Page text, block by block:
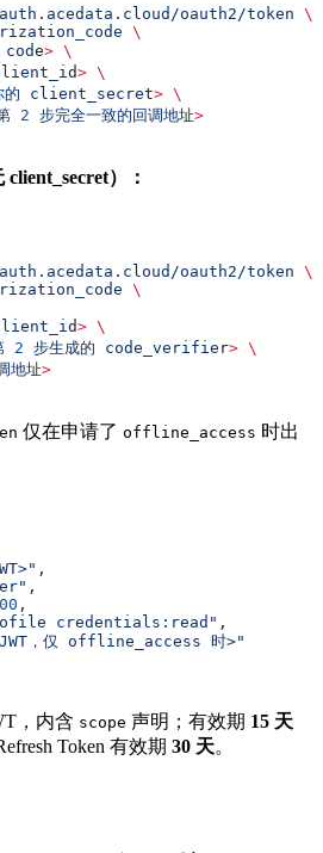
oauth2/token \
\
code> \
d> \
的 client_secret> \
2 步完全一致的回调地址>
）：
oauth2/token \
\
d> \
2 步生成的 code_verifie r> \
地址>
仅在申请了 offline_access 时出
,
,
,
credentials:read" ,
，仅 offline_access 时>"
，内含 scope 声明；有效期 15 天
Token 有效期 30 天。